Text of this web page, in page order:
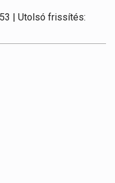
| Utolsó frissítés: